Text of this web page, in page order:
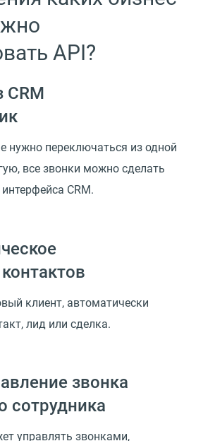
API?
CRM
нужно переключаться из одной
все звонки можно сделать
CRM.
клиент, автоматически
лид или сделка.
звонка
сотрудника
управлять звонками,